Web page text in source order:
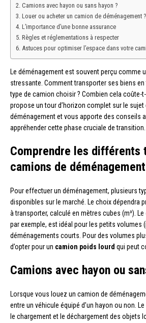
Camions avec hayon ou sans hayon ?
Louer ou acheter un camion de déménagement ?
L’importance d’une bonne assurance
Règles et réglementations à respecter
Astuces pour optimiser l’espace dans votre
Le déménagement est souvent perçu comme
stressante. Comment transporter ses biens en
type de camion choisir ? Combien cela coûte-
propose un tour d’horizon complet sur le sujet
déménagement et vous apporte des conseils
appréhender cette phase cruciale de transition.
Comprendre les différents
camions de déménagement
Pour effectuer un déménagement, plusieurs
disponibles sur le marché. Le choix dépendra
à transporter, calculé en mètres cubes (m³). Le
par exemple, est idéal pour les petits volumes
déménagements courts. Pour des volumes
d’opter pour un camion poids lourd qui peut
Camions avec hayon ou
Lorsque vous louez un camion de
entre un véhicule équipé d’un hayon ou non. Le
le chargement et le déchargement des objets